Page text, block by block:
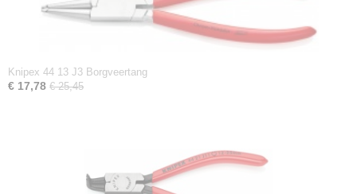
Knipex 44 13 J3 Borgveertang
€ 17,78 € 25,45